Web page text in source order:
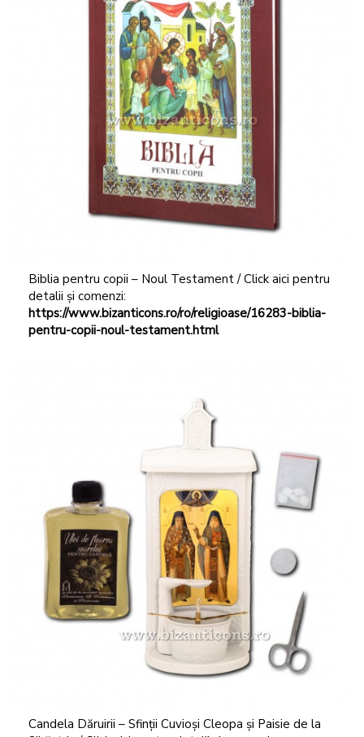
Biblia pentru copii – Noul Testament / Click aici pentru
detalii și comenzi:
https://www.bizanticons.ro/ro/religioase/16283-biblia-
pentru-copii-noul-testament.html
Candela Dăruirii – Sfinții Cuvioși Cleopa și Paisie de la